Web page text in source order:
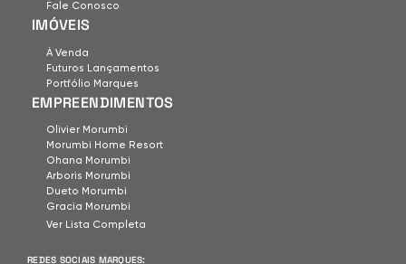
Fale Conosco
IMÓVEIS
À Venda
Futuros Lançamentos
Portfólio Marques
EMPREENDIMENTOS
Olivier Morumbi
Morumbi Home Resort
Ohana Morumbi
Arboris Morumbi
Dueto Morumbi
Gracia Morumbi
Ver Lista Completa
REDES SOCIAIS MARQUES: